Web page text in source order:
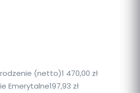
(netto)1 470,00 zł
Emerytalne197,93 zł